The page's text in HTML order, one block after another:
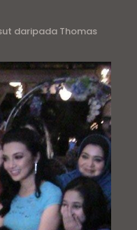
daripada Thomas